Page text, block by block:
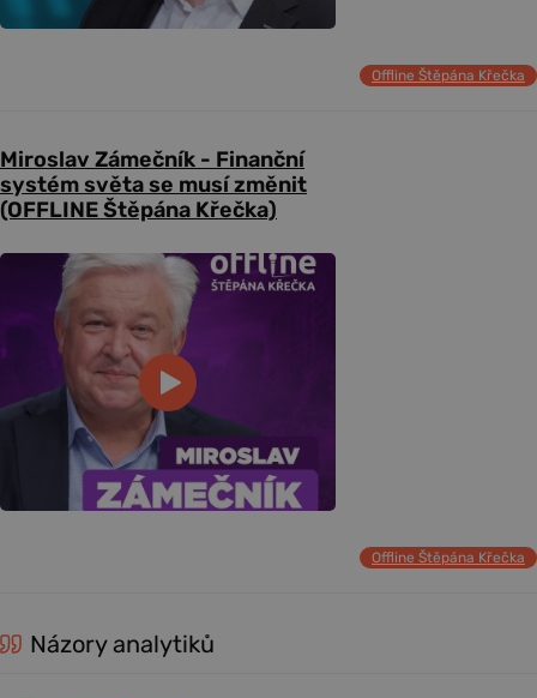
Offline Štěpána Křečka
Miroslav Zámečník - Finanční
systém světa se musí změnit
(OFFLINE Štěpána Křečka)
Offline Štěpána Křečka
Názory analytiků